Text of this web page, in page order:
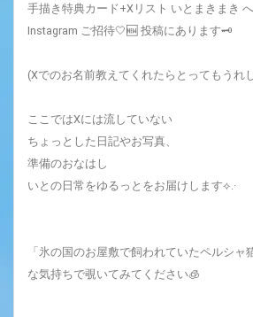
手描き特典カード+Xリスト いとまきまき
Instagram ご招待‎🤍🆕 投稿にあります🗝
(Xでのお名前教えてくれたらとってもうれ
ここではXには流していない
ちょっとした日記やお写真、
準備のおなはし
いとの日常をゆるっとをお届けします⟡.·
「氷の国のお屋敷で飼われていたペルシ
な気持ちで覗いてみてください🧊